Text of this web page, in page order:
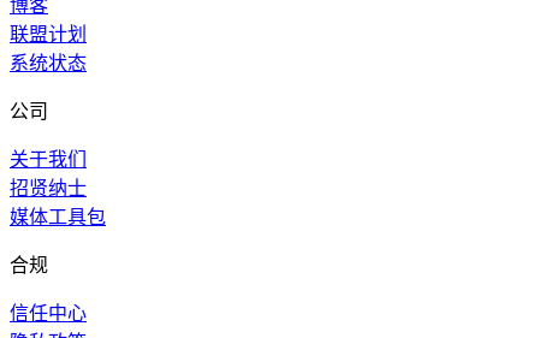
博客
联盟计划
系统状态
公司
关于我们
招贤纳士
媒体工具包
合规
信任中心